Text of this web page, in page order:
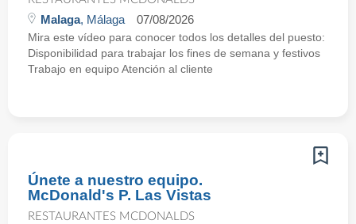
Malaga, Málaga 07/08/2026
Mira este vídeo para conocer todos los detalles del puesto:
Disponibilidad para trabajar los fines de semana y festivos
Trabajo en equipo Atención al cliente
Únete a nuestro equipo.
McDonald's P. Las Vistas
RESTAURANTES MCDONALDS